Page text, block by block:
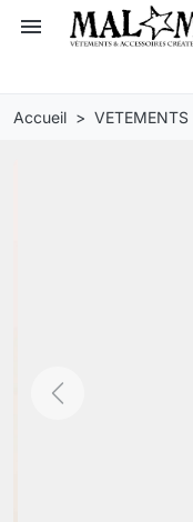
menu
Accueil VETEMENTS
Previous